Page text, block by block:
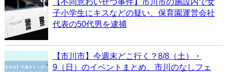
【不同意わいせつ事件】市川市の施設内で女
子小学生にキスなどの疑い、保育園運営会社
代表の50代男を逮捕
【市川市】今週末どこ行く？8/8（土）・
9（日）のイベントまとめ、市川のなしフェ